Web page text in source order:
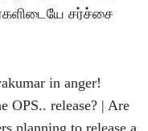
சர்ச்சை